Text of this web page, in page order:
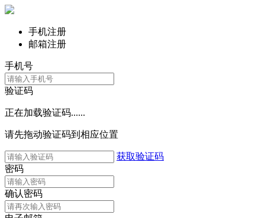
手机注册
邮箱注册
手机号
验证码
正在加载验证码......
请先拖动验证码到相应位置
获取验证码
密码
确认密码